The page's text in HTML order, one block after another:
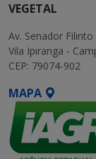
VEGETAL
Av. Senador
Vila Ipiranga -
CEP: 79074-902
MAPA